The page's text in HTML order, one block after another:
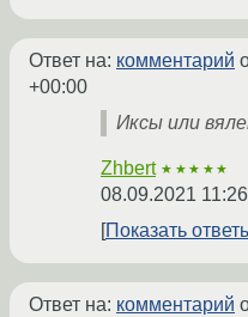
Ответ на: комментарий
+00:00
Иксы или
Zhbert ★★★★★
08.09.2021
Показать
Ответ на: комментарий